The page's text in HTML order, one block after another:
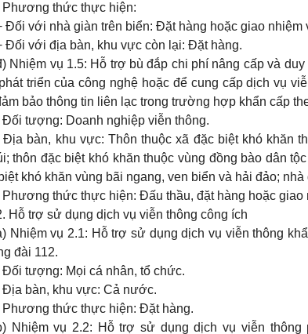
Phương thức thực hiện:
Đối với nhà giàn trên biển: Đặt hàng hoặc giao nhiệm
Đối với địa bàn, khu vực còn lại: Đặt hàng.
Nhiệm vụ 1.5: Hỗ trợ bù đắp chi phí nâng cấp và
triển của công nghệ hoặc để cung cấp dịch vụ
bảo thông tin liên lạc trong trường hợp khẩn cấp
Đối tượng: Doanh nghiệp viễn thông.
Địa bàn, khu vực: Thôn thuộc xã đặc biệt khó khăn
thôn đặc biệt khó khăn thuộc vùng đồng bào dân
khó khăn vùng bãi ngang, ven biển và hải đảo; nhà
Phương thức thực hiện: Đấu thầu, đặt hàng hoặc giao
Hỗ trợ sử dụng dịch vụ viễn thông công ích
Nhiệm vụ 2.1: Hỗ trợ sử dụng dịch vụ viễn thông
đài 112.
Đối tượng: Mọi cá nhân, tổ chức.
Địa bàn, khu vực: Cả nước.
Phương thức thực hiện: Đặt hàng.
Nhiệm vụ 2.2: Hỗ trợ sử dụng dịch vụ viễn thông